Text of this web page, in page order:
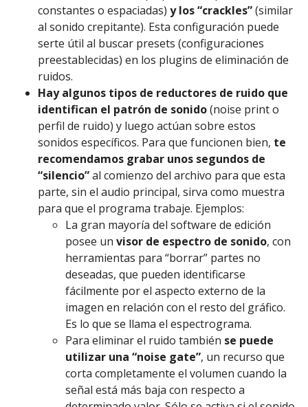
constantes o espaciadas) y los “crackles”(similar
al sonido crepitante). Esta configuración puede
serte útil al buscar presets (configuraciones
preestablecidas) en los plugins de eliminación de
ruidos.
Hay algunos tipos de reductores de ruido que
identifican el patrón de sonido(noise print o
perfil de ruido) y luego actúan sobre estos
sonidos específicos. Para que funcionen bien, te
recomendamos grabar unos segundos de
“silencio”al comienzo del archivo para que esta
parte, sin el audio principal, sirva como muestra
para que el programa trabaje. Ejemplos:
La gran mayoría del software de edición
posee un visor de espectro de sonido, con
herramientas para “borrar” partes no
deseadas, que pueden identificarse
fácilmente por el aspecto externo de la
imagen en relación con el resto del gráfico.
Es lo que se llama el espectrograma.
Para eliminar el ruido también se puede
utilizar una “noise gate”, un recurso que
corta completamente el volumen cuando la
señal está más baja con respecto a